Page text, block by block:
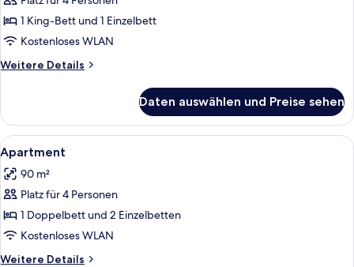
1 King-Bett und 1 Einzelbett
Kostenloses WLAN
Weitere Details
Weitere
Daten auswählen und Preise sehen
Alle
Fotos
für
Apartment
anzeigen
Ein Essbereich mit einem dunklen
6
Apartment
90 m²
Platz für 4 Personen
1 Doppelbett und 2 Einzelbetten
Kostenloses WLAN
Weitere Details
Weitere